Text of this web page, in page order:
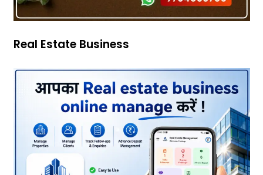
Real Estate Business